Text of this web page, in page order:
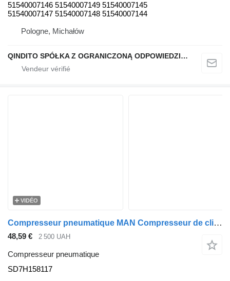
51540007146 51540007149 51540007145
51540007147 51540007148 51540007144
Pologne, Michałów
QINDITO SPÓŁKA Z OGRANICZONĄ ODPOWIEDZIALNOŚCIĄ
VIDÉO
Compresseur pneumatique MAN Compresseur de climatisation MAN TGA/TGS/TGX >2000 24 V Code SD7H15811 SD7H158117 pour tracteur routier MAN TGA, TGS, TGX
48,59 € 2 500 UAH
Compresseur pneumatique
SD7H158117